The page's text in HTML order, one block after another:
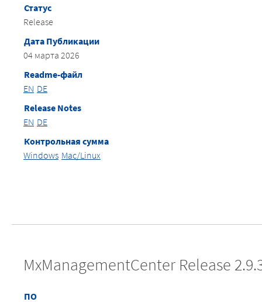
Статус
Release
Дата Публикации
04 марта 2026
Readme-файл
EN DE
Release Notes
EN DE
Контрольная сумма
Windows Mac/Linux
MxManagementCenter Release
ПО